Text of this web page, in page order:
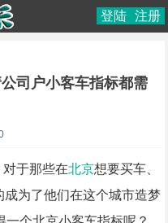
登陆 注册
司户小客车指标都需
于那些在北京想要买车、
成为了他们在这个城市造梦